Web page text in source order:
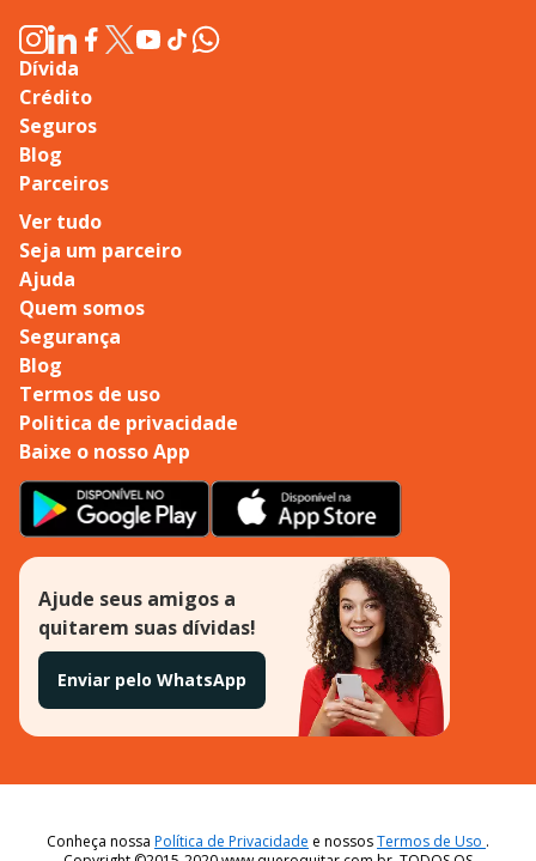
Dívida
Crédito
Seguros
Blog
Parceiros
Ver tudo
Seja um parceiro
Ajuda
Quem somos
Segurança
Blog
Termos de uso
Politica de privacidade
Baixe o nosso App
Ajude seus amigos a
quitarem suas dívidas!
Enviar pelo WhatsApp
Conheça nossa Política de Privacidade e nossosTermos de Uso .